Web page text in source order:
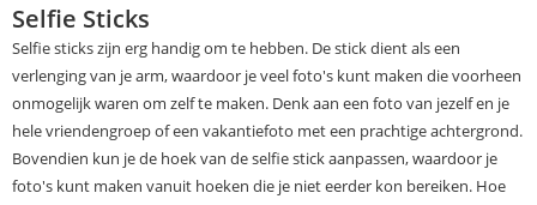
Selfie Sticks
Selfie sticks zijn erg handig om te hebben. De stick dient als een
verlenging van je arm, waardoor je veel foto's kunt maken die voorheen
onmogelijk waren om zelf te maken. Denk aan een foto van jezelf en je
hele vriendengroep of een vakantiefoto met een prachtige achtergrond.
Bovendien kun je de hoek van de selfie stick aanpassen, waardoor je
foto's kunt maken vanuit hoeken die je niet eerder kon bereiken. Hoe